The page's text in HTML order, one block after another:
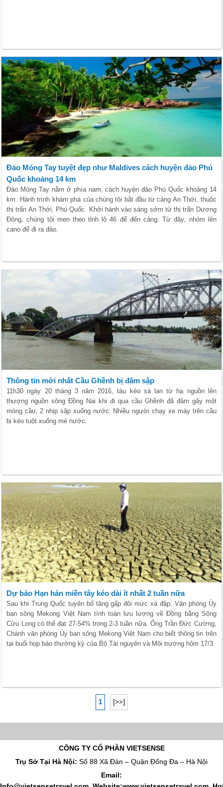
Đảo Móng Tay tuyệt đẹp như Maldives cách huyện đảo Phú
Quốc khoảng 14 km
Đảo Móng Tay nằm ở phía nam, cách huyện đảo Phú Quốc khoảng 14
km. Hành trình khám phá của chúng tôi bắt đầu từ cảng An Thới, thuộc
thị trấn An Thới, Phú Quốc. Khởi hành vào sáng sớm từ thị trấn Dương
Đông, chúng tôi men theo tỉnh lộ 46 để đến cảng. Từ đây, nhóm lên
cano để đi ra đảo.
Thông tin mới nhất Cầu Ghềnh bị đâm sập
11h30 ngày 20 tháng 3 năm 2016, tàu kéo sà lan từ hạ nguồn lên
thượng nguồn sông Đồng Nai khi đi qua cầu Ghềnh đã đâm gãy một
móng cầu, 2 nhịp sập xuống nước. Nhiều người chạy xe máy trên cầu
bị kéo tuột xuống mé nước.
Dự báo Hạn hán miền tây kéo dài ít nhất 2 tuần nữa
Sau khi Trung Quốc tuyên bố tăng gấp đôi mức xả đập, Văn phòng Ủy
ban sông Mekong Việt Nam tính toán lưu lượng về Đồng bằng Sông
Cửu Long có thể đạt 27-54% trong 2-3 tuần nữa. Ông Trần Đức Cường,
Chánh văn phòng Ủy ban sông Mekong Việt Nam cho biết thông tin trên
tại buổi họp báo thường kỳ của Bộ Tài nguyên và Môi trường hôm 17/3.
1 [>>]
CÔNG TY CỔ PHẦN VIETSENSE
Trụ Sở Tại Hà Nội: Số 88 Xã Đàn – Quận Đống Đa – Hà Nội
Email: